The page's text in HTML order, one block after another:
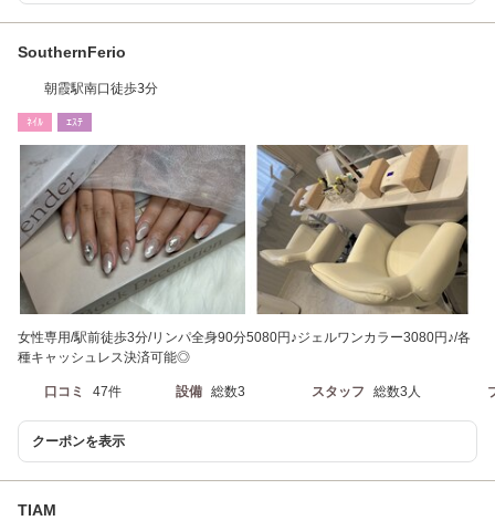
SouthernFerio
朝霞駅南口徒歩3分
ﾈｲﾙ ｴｽﾃ
女性専用/駅前徒歩3分/リンパ全身90分5080円♪ジェルワンカラー3080円♪/各
種キャッシュレス決済可能◎
口コミ 47件 設備 総数3 スタッフ 総数3人
クーポンを表示
TIAM